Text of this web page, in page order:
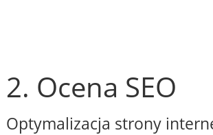
2. Ocena SEO
Optymalizacja strony